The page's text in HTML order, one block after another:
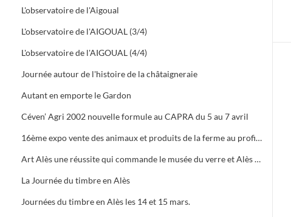
L'observatoire de l'Aigoual
L'observatoire de l'AIGOUAL (3/4)
L'observatoire de l'AIGOUAL (4/4)
Journée autour de l'histoire de la châtaigneraie
Autant en emporte le Gardon
Céven’ Agri 2002 nouvelle formule au CAPRA du 5 au 7 avril
16ème expo vente des animaux et produits de la ferme au profit des orphelins des sapeurs-pompiers aux halles de Bruèges
Art Alès une réussite qui commande le musée du verre et Alès capitale des Cévennes, départ du chemin des verriers.
La Journée du timbre en Alès
Journées du timbre en Alès les 14 et 15 mars.